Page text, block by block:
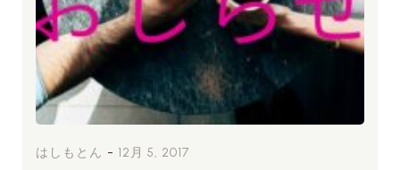
はしもとん - 12月 5, 2017